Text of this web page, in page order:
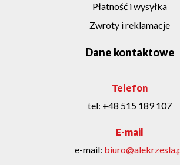
Płatność i wysyłka
Zwroty i reklamacje
Dane kontaktowe
Telefon
tel: +48 515 189 107
E-mail
e-mail: